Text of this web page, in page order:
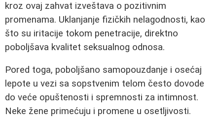
kroz ovaj zahvat izveštava o pozitivnim
promenama. Uklanjanje fizičkih nelagodnosti, kao
što su iritacije tokom penetracije, direktno
poboljšava kvalitet seksualnog odnosa.
Pored toga, poboljšano samopouzdanje i osećaj
lepote u vezi sa sopstvenim telom često dovode
do veće opuštenosti i spremnosti za intimnost.
Neke žene primećuju i promene u osetljivosti.